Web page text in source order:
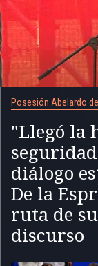
Posesión Abelardo
"Llegó la
diálogo
De la
ruta de
discurso